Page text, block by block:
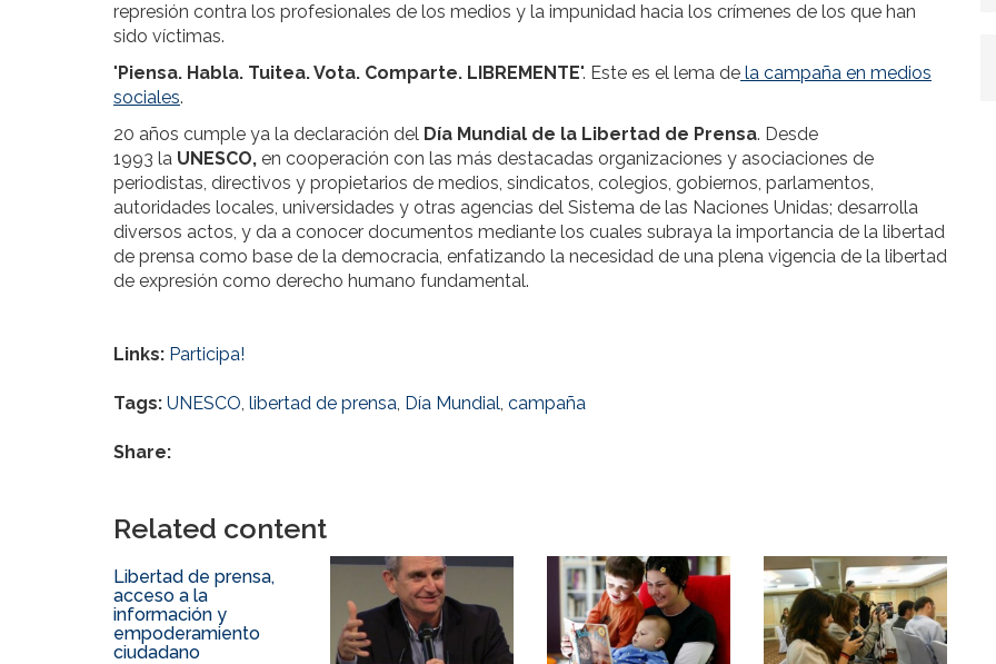
represión contra los profesionales de los medios y la impunidad hacia los crímenes de los que han
sido víctimas.
"Piensa. Habla. Tuitea. Vota. Comparte. LIBREMENTE". Este es el lema de la campaña en medios
sociales.
20 años cumple ya la declaración del Día Mundial de la Libertad de Prensa. Desde
1993 la UNESCO, en cooperación con las más destacadas organizaciones y asociaciones de
periodistas, directivos y propietarios de medios, sindicatos, colegios, gobiernos, parlamentos,
autoridades locales, universidades y otras agencias del Sistema de las Naciones Unidas; desarrolla
diversos actos, y da a conocer documentos mediante los cuales subraya la importancia de la libertad
de prensa como base de la democracia, enfatizando la necesidad de una plena vigencia de la libertad
de expresión como derecho humano fundamental.
Links: Participa!
Tags: UNESCO, libertad de prensa, Día Mundial, campaña
Share:
Related content
Libertad de prensa,
acceso a la
información y
empoderamiento
ciudadano